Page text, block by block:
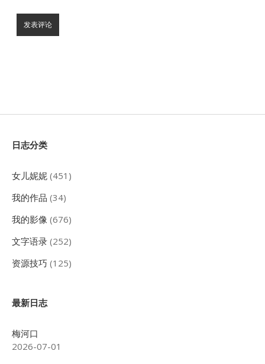
Sidebar
日志分类
女儿妮妮 (451)
我的作品 (34)
我的影像 (676)
文字语录 (252)
资源技巧 (125)
最新日志
梅河口
2026-07-01